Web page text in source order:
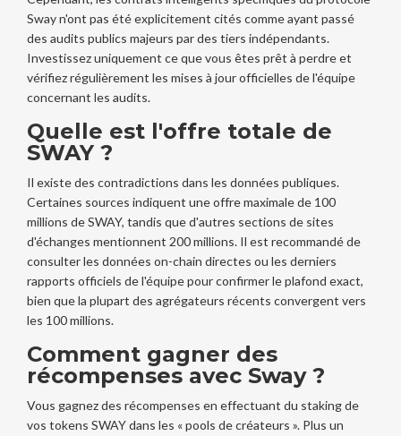
Sway n'ont pas été explicitement cités comme ayant passé
des audits publics majeurs par des tiers indépendants.
Investissez uniquement ce que vous êtes prêt à perdre et
vérifiez régulièrement les mises à jour officielles de l'équipe
concernant les audits.
Quelle est l'offre totale de
SWAY ?
Il existe des contradictions dans les données publiques.
Certaines sources indiquent une offre maximale de 100
millions de SWAY, tandis que d'autres sections de sites
d'échanges mentionnent 200 millions. Il est recommandé de
consulter les données on-chain directes ou les derniers
rapports officiels de l'équipe pour confirmer le plafond exact,
bien que la plupart des agrégateurs récents convergent vers
les 100 millions.
Comment gagner des
récompenses avec Sway ?
Vous gagnez des récompenses en effectuant du staking de
vos tokens SWAY dans les « pools de créateurs ». Plus un